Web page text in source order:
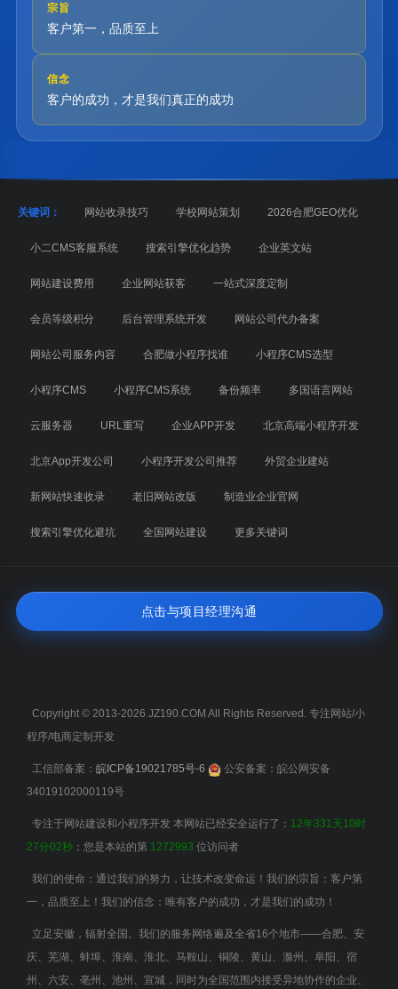
宗旨
客户第一，品质至上
信念
客户的成功，才是我们真正的成功
关键词： 网站收录技巧 学校网站策划 2026合肥GEO优化
小二CMS客服系统 搜索引擎优化趋势 企业英文站
网站建设费用 企业网站获客 一站式深度定制
会员等级积分 后台管理系统开发 网站公司代办备案
网站公司服务内容 合肥做小程序找谁 小程序CMS选型
小程序CMS 小程序CMS系统 备份频率 多国语言网站
云服务器 URL重写 企业APP开发 北京高端小程序开发
北京App开发公司 小程序开发公司推荐 外贸企业建站
新网站快速收录 老旧网站改版 制造业企业官网
搜索引擎优化避坑 全国网站建设 更多关键词
点击与项目经理沟通
Copyright © 2013-2026 JZ190.COM All Rights Reserved. 专注网站/小
程序/电商定制开发
工信部备案： 皖ICP备19021785号-6
公安备案：皖公网安备
34019102000119号
专注于网站建设和小程序开发 本网站已经安全运行了： 12年331天10时
27分02秒 ；您是本站的第 1272993 位访问者
我们的使命：通过我们的努力，让技术改变命运！我们的宗旨：客户第
一，品质至上！我们的信念：唯有客户的成功，才是我们的成功！
立足安徽，辐射全国。我们的服务网络遍及全省16个地市——合肥、安
庆、芜湖、蚌埠、淮南、淮北、马鞍山、铜陵、黄山、滁州、阜阳、宿
州、六安、亳州、池州、宣城，同时为全国范围内接受异地协作的企业、